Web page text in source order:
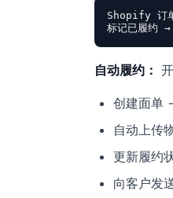
Shopify 订
自动履约：
创建面单
自动上传
更新履约
向客户发